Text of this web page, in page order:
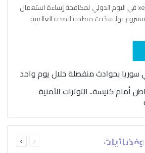
آفرين علو ـ xeber24.net في اليوم الدولي لمكافحة إساءة استعمال
بها، شدّدت منظمة الصحة العالمية
كنيسة.. التوترات الأمنية
الصفحةالصفحة
الدولي..
تؤكد